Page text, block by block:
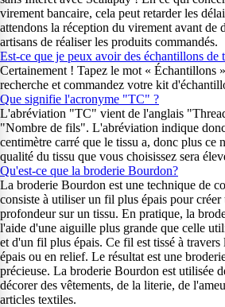
virement bancaire, cela peut retarder les
attendons la réception du virement avant de
artisans de réaliser les produits commandés.
Est-ce que je peux avoir des échantillons de
Certainement ! Tapez le mot « Échantillons
recherche et commandez votre kit
Que signifie l'acronyme "TC" ?
L'abréviation "TC" vient de l'anglais
"Nombre de fils". L'abréviation indique
centimètre carré que le tissu a, donc plus ce
qualité du tissu que vous choisissez sera
Qu'est-ce que la broderie Bourdon?
La broderie Bourdon est une technique de
consiste à utiliser un fil plus épais pour
profondeur sur un tissu. En pratique, la
l'aide d'une aiguille plus grande que celle
et d'un fil plus épais. Ce fil est tissé à travers
épais ou en relief. Le résultat est une
précieuse. La broderie Bourdon est utilisée
décorer des vêtements, de la literie, de
articles textiles.